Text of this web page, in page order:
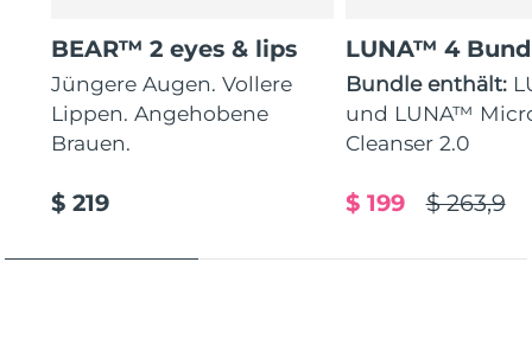
BEAR™ 2 eyes & lips
Jüngere Augen. Vollere
Lippen. Angehobene
Brauen.
$ 219
LUNA™ 4
Bundle enthält:
und LUNA™
Cleanser 2.0
$ 263,9
$ 199